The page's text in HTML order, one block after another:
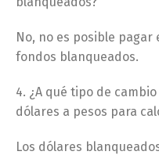
No, no es posible pagar
fondos blanqueados.
4. ¿A qué tipo de
dólares a pesos para
Los dólares